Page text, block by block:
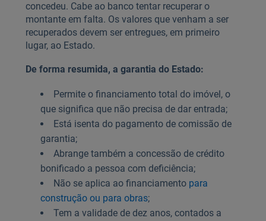
concedeu. Cabe ao banco tentar recuperar o
montante em falta. Os valores que venham a ser
recuperados devem ser entregues, em primeiro
lugar, ao Estado.
De forma resumida, a garantia do Estado:
Permite o financiamento total do imóvel, o
que significa que não precisa de dar entrada;
Está isenta do pagamento de comissão de
garantia;
Abrange também a concessão de crédito
bonificado a pessoa com deficiência;
Não se aplica ao financiamento para
construção ou para obras;
Tem a validade de dez anos, contados a